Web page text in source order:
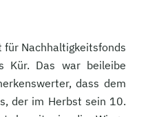
Nachhaltigkeitsfonds
Kür. Das war beileibe
dass dem
der im Herbst sein 10.